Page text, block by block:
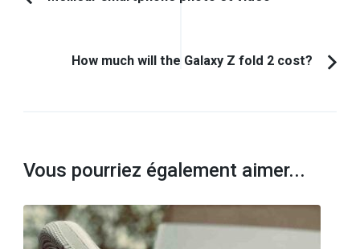
Article
How much will the Galaxy Z fold 2 cost?
Vous pourriez également aimer...